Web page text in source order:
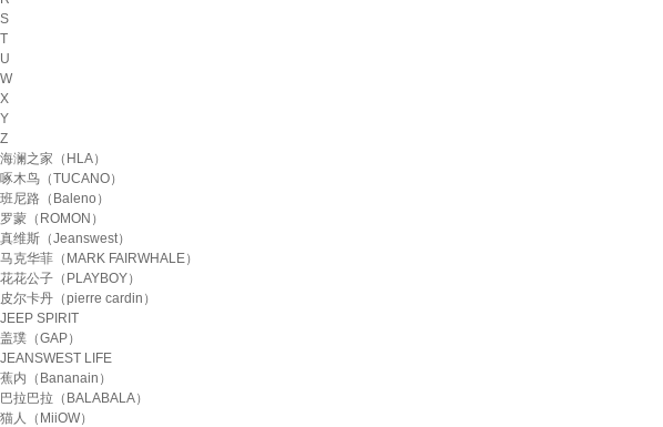
S
T
U
W
X
Y
Z
海澜之家（HLA）
啄木鸟（TUCANO）
班尼路（Baleno）
罗蒙（ROMON）
真维斯（Jeanswest）
马克华菲（MARK FAIRWHALE）
花花公子（PLAYBOY）
皮尔卡丹（pierre cardin）
JEEP SPIRIT
盖璞（GAP）
JEANSWEST LIFE
蕉内（Bananain）
巴拉巴拉（BALABALA）
猫人（MiiOW）